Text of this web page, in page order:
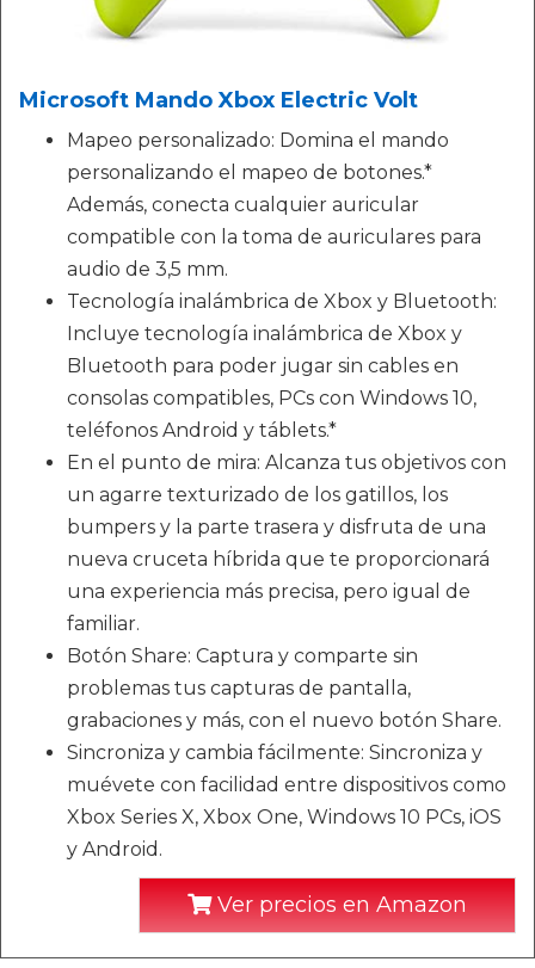
Microsoft Mando Xbox Electric Volt
Mapeo personalizado: Domina el mando
personalizando el mapeo de botones.*
Además, conecta cualquier auricular
compatible con la toma de auriculares para
audio de 3,5 mm.
Tecnología inalámbrica de Xbox y Bluetooth:
Incluye tecnología inalámbrica de Xbox y
Bluetooth para poder jugar sin cables en
consolas compatibles, PCs con Windows 10,
teléfonos Android y táblets.*
En el punto de mira: Alcanza tus objetivos con
un agarre texturizado de los gatillos, los
bumpers y la parte trasera y disfruta de una
nueva cruceta híbrida que te proporcionará
una experiencia más precisa, pero igual de
familiar.
Botón Share: Captura y comparte sin
problemas tus capturas de pantalla,
grabaciones y más, con el nuevo botón Share.
Sincroniza y cambia fácilmente: Sincroniza y
muévete con facilidad entre dispositivos como
Xbox Series X, Xbox One, Windows 10 PCs, iOS
y Android.
Ver precios en Amazon